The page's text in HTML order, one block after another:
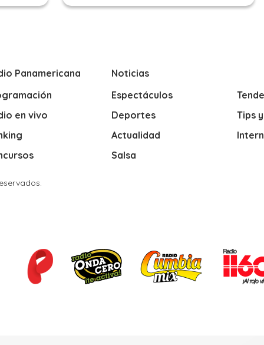
Panamericana
en vivo
Noticias
Espectáculos
Deportes
Actualidad
Salsa
Tips